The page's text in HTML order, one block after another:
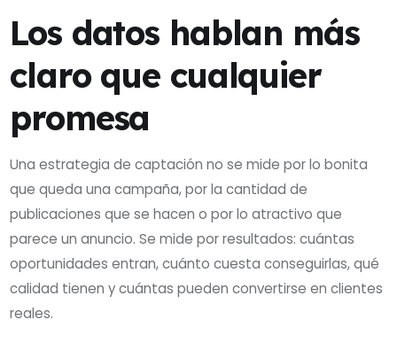
Los datos hablan más
claro que cualquier
promesa
Una estrategia de captación no se mide por lo bonita
que queda una campaña, por la cantidad de
publicaciones que se hacen o por lo atractivo que
parece un anuncio. Se mide por resultados: cuántas
oportunidades entran, cuánto cuesta conseguirlas, qué
calidad tienen y cuántas pueden convertirse en clientes
reales.